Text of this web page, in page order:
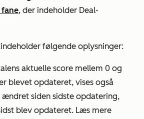
, der indeholder Deal-
indeholder følgende oplysninger:
aktuelle score mellem 0 og
blevet opdateret, vises også
siden sidste opdatering,
blev opdateret. Læs mere